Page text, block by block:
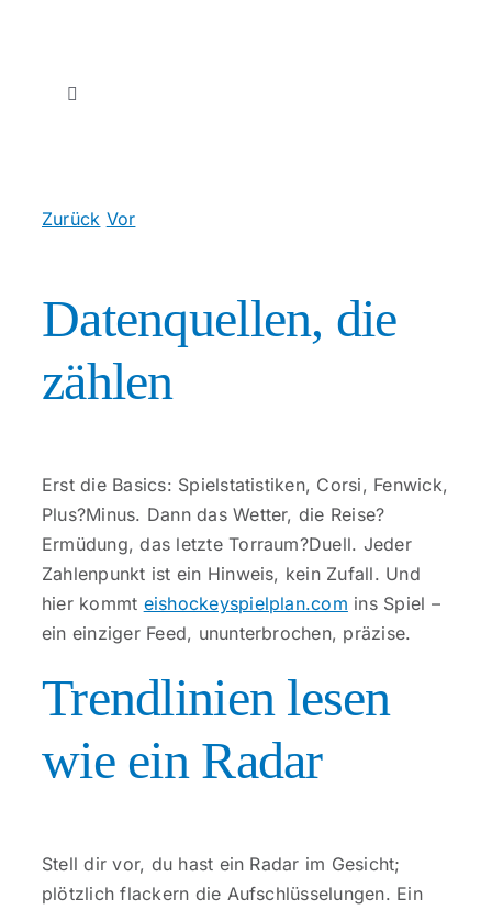
springen
Toggle
Therapien
Unsere Praxis
Kontakt
Zurück Vor
Datenquellen, die
zählen
Erst die Basics: Spielstatistiken, Corsi, Fenwick,
Plus?Minus. Dann das Wetter, die Reise?
Ermüdung, das letzte Torraum?Duell. Jeder
Zahlenpunkt ist ein Hinweis, kein Zufall. Und
hier kommt eishockeyspielplan.com ins Spiel –
ein einziger Feed, ununterbrochen, präzise.
Trendlinien lesen
wie ein Radar
Stell dir vor, du hast ein Radar im Gesicht;
plötzlich flackern die Aufschlüsselungen. Ein